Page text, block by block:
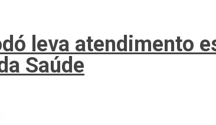
leva atendimento
Saúde